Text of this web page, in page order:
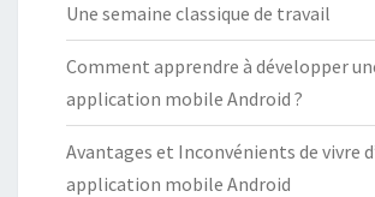
Une semaine classique de travail
Comment apprendre à développer
application mobile Android ?
Avantages et Inconvénients de vivre
application mobile Android